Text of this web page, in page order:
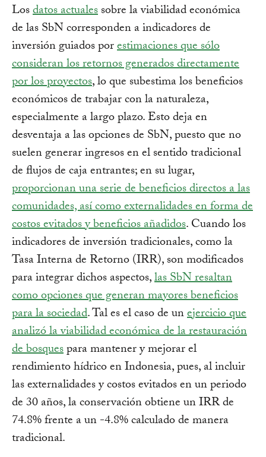
Losdatos actualessobre la viabilidad económica
de las SbN corresponden a indicadores de
inversión guiados porestimaciones que sólo
consideran los retornos generados directamente
por los proyectos, lo que subestima los beneficios
económicos de trabajar con la naturaleza,
especialmente a largo plazo. Esto deja en
desventaja a las opciones de SbN, puesto que no
suelen generar ingresos en el sentido tradicional
de flujos de caja entrantes; en su lugar,
proporcionan una serie de beneficios directos a las
comunidades, así como externalidades en forma de
costos evitados y beneficios añadidos. Cuando los
indicadores de inversión tradicionales, como la
Tasa Interna de Retorno (IRR), son modificados
para integrar dichos aspectos,las SbN resaltan
como opciones que generan mayores beneficios
para la sociedad. Tal es el caso de unejercicio que
analizó la viabilidad económica de la restauración
de bosquespara mantener y mejorar el
rendimiento hídrico en Indonesia, pues, al incluir
las externalidades y costos evitados en un periodo
de 30 años, la conservación obtiene un IRR de
74.8% frente a un -4.8% calculado de manera
tradicional.